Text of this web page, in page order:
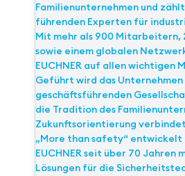
Familienunternehmen und
führenden Experten für
Mit mehr als 900 Mitarbeitern,
sowie einem globalen
EUCHNER auf allen wichtigen
Geführt wird das Unternehmen
geschäftsführenden
die Tradition des
Zukunftsorientierung
„More than safety“
EUCHNER seit über 70 Jahren
Lösungen für die